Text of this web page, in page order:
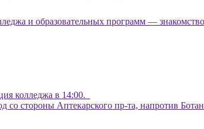
и образовательных программ —
колледжа в 14:00.
со стороны Аптекарского пр-та, напротив